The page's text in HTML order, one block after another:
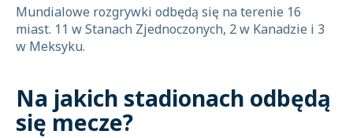
Mundialowe rozgrywki odbędą się na terenie 16
miast. 11 w Stanach Zjednoczonych, 2 w Kanadzie i 3
w Meksyku.
Na jakich stadionach odbędą
się mecze?